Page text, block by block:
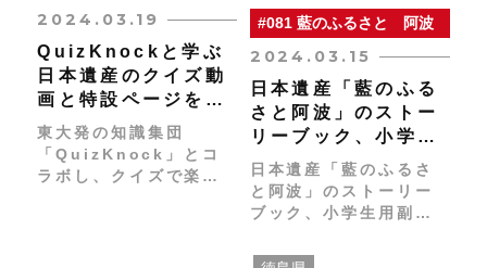
2024.03.19
QuizKnockと学ぶ
日本遺産のクイズ動
画と特設ページを公
開！
東大発の知識集団
「QuizKnock」とコ
ラボし、クイズで楽し
#081 藍のふるさと 阿波
2024.03.15
日本遺産「藍のふる
さと阿波」のストー
リーブック、小学生
用副読本、観光パン
フレットの英語版を
作成しました
日本遺産「藍のふるさ
と阿波」のストーリー
ブック、小学生用副読
の英語版を作成しまし